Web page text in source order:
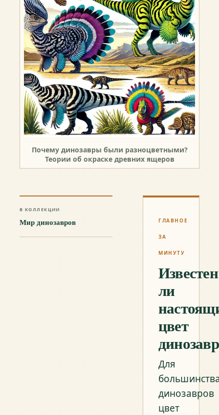
Почему динозавры были разноцветными?
Теории об окраске древних ящеров
В КОЛЛЕКЦИИ
Мир динозавров ГЛАВНОЕ
ЗА
МИНУТУ
Известен
ли
цвет
Для
динозавров
цвет